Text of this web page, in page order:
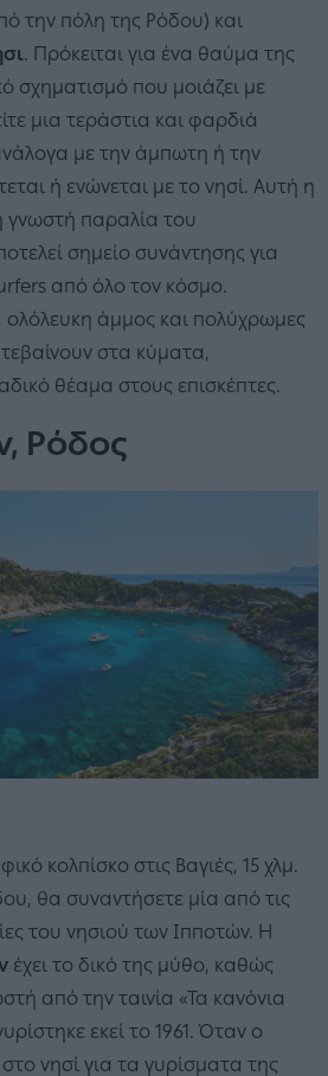
την πόλη της Ρόδου) και
. Πρόκειται για ένα θαύμα της
σχηματισμό που μοιάζει με
μια τεράστια και φαρδιά
με την άμπωτη ή την
ή ενώνεται με το νησί. Αυτή η
γνωστή παραλία του
σημείο συνάντησης για
από όλο τον κόσμο.
άμμος και πολύχρωμες
στα κύματα,
θέαμα στους επισκέπτες.
Ρόδος
κολπίσκο στις Βαγιές, 15 χλμ.
θα συναντήσετε μία από τις
του νησιού των Ιπποτών. Η
έχει το δικό της μύθο, καθώς
από την ταινία «Τα κανόνια
εκεί το 1961. Όταν ο
νησί για τα γυρίσματα της